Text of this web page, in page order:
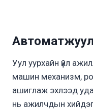
Уул уурхайн үйл
машин механизм,
ашиглаж эхлээд
нь ажилчдын